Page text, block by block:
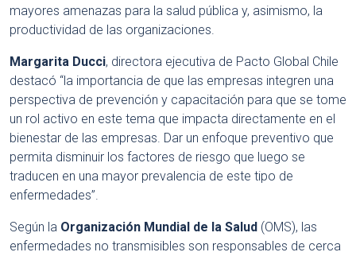
mayores amenazas para la salud pública y, asimismo, la
productividad de las organizaciones.
Margarita Ducci, directora ejecutiva de Pacto Global Chile
destacó “la importancia de que las empresas integren una
perspectiva de prevención y capacitación para que se tome
un rol activo en este tema que impacta directamente en el
bienestar de las empresas. Dar un enfoque preventivo que
permita disminuir los factores de riesgo que luego se
traducen en una mayor prevalencia de este tipo de
enfermedades”.
Según la Organización Mundial de la Salud (OMS), las
enfermedades no transmisibles son responsables de cerca